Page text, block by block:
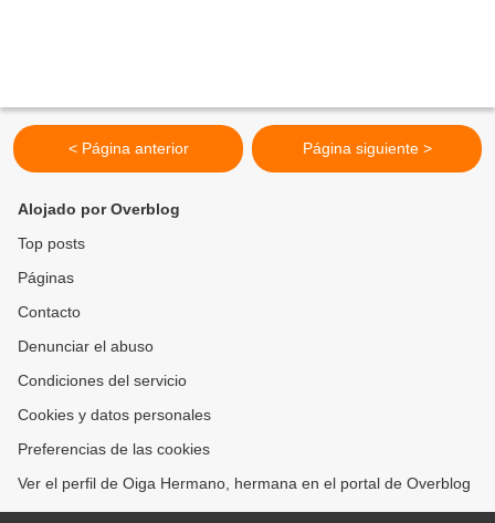
< Página anterior Página siguiente >
Alojado por Overblog
Top posts
Páginas
Contacto
Denunciar el abuso
Condiciones del servicio
Cookies y datos personales
Preferencias de las cookies
Ver el perfil de Oiga Hermano, hermana en el portal de Overblog